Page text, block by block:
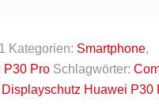
Kategorien: Smartphone,
P30 Pro Schlagwörter:
Displayschutz Huawei P30